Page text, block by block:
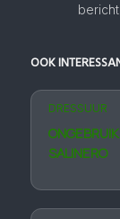
OOK
DRESSUUR
SALINERO